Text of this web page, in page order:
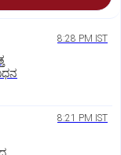
8:28 PM IST
8:21 PM IST